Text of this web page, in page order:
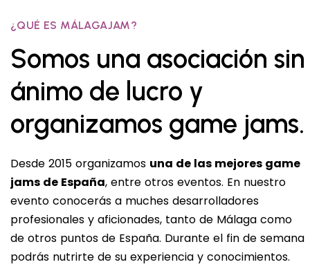
¿QUÉ ES MÁLAGAJAM?​
Somos una asociación sin
ánimo de lucro y
organizamos game jams.
Desde 2015 organizamos una de las mejores game
jams de España, entre otros eventos. En nuestro
evento conocerás a muches desarrolladores
profesionales y aficionades, tanto de Málaga como
de otros puntos de España. Durante el fin de semana
podrás nutrirte de su experiencia y conocimientos.